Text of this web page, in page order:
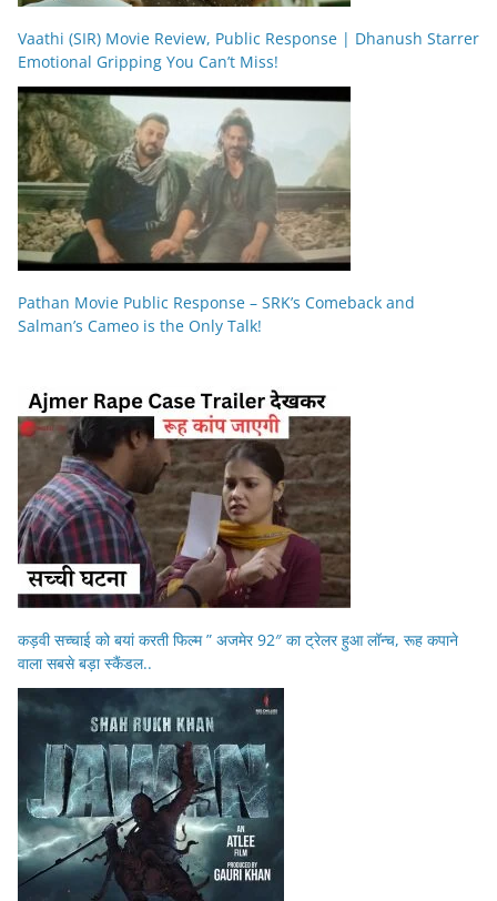
Vaathi (SIR) Movie Review, Public Response | Dhanush Starrer
Emotional Gripping You Can’t Miss!
Pathan Movie Public Response – SRK’s Comeback and
Salman’s Cameo is the Only Talk!
कड़वी सच्चाई को बयां करती फिल्म ” अजमेर 92″ का ट्रेलर हुआ लॉन्च, रूह कपाने
वाला सबसे बड़ा स्कैंडल..